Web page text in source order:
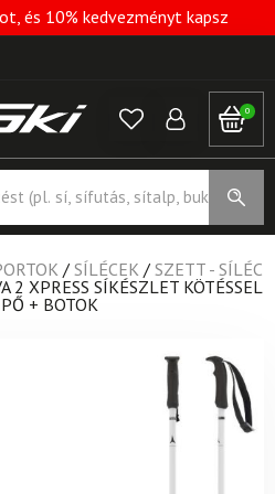
és 10% kedvezményt kapsz
0
/ SÍLÉCEK / SZETT - SÍLÉC
2 XPRESS SÍKÉSZLET KÖTÉSSEL
+ BOTOK